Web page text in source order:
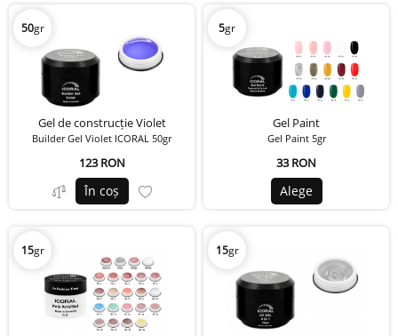
50gr
Gel de construcție Violet
Builder Gel Violet ICORAL 50gr
123 RON
În coș
5gr
Gel Paint
Gel Paint 5gr
33 RON
Alege
15gr 15gr